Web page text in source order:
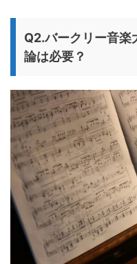
Q2.バークリー音楽
論は必要？